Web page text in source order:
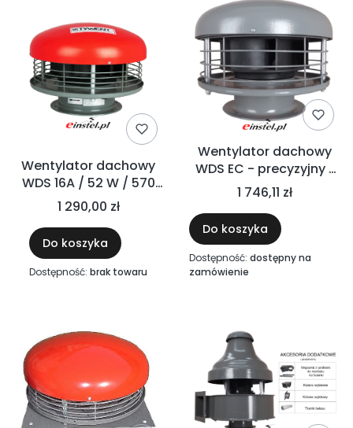
Wentylator dachowy
WDS 16A / 52 W / 570
m3/h / 230V
1 290,00 zł
Do koszyka
Dostępność: brak towaru
Wentylator dachowy
WDS EC - precyzyjny /
oszczędny
1 746,11 zł
Do koszyka
Dostępność: dostępny na
zamówienie